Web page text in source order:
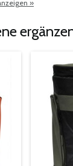
»